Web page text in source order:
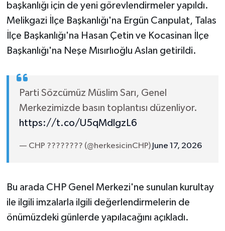
başkanlığı için de yeni görevlendirmeler yapıldı.
Melikgazi İlçe Başkanlığı'na Ergün Canpulat, Talas
İlçe Başkanlığı'na Hasan Çetin ve Kocasinan İlçe
Başkanlığı'na Neşe Mısırlıoğlu Aslan getirildi.
Parti Sözcümüz Müslim Sarı, Genel
Merkezimizde basın toplantısı düzenliyor.
https://t.co/U5qMdlgzL6
— CHP ???????? (@herkesicinCHP) June 17, 2026
Bu arada CHP Genel Merkezi'ne sunulan kurultay
ile ilgili imzalarla ilgili değerlendirmelerin de
önümüzdeki günlerde yapılacağını açıkladı.